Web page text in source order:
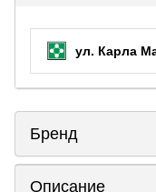
ул. Карла
Бренд
Описание